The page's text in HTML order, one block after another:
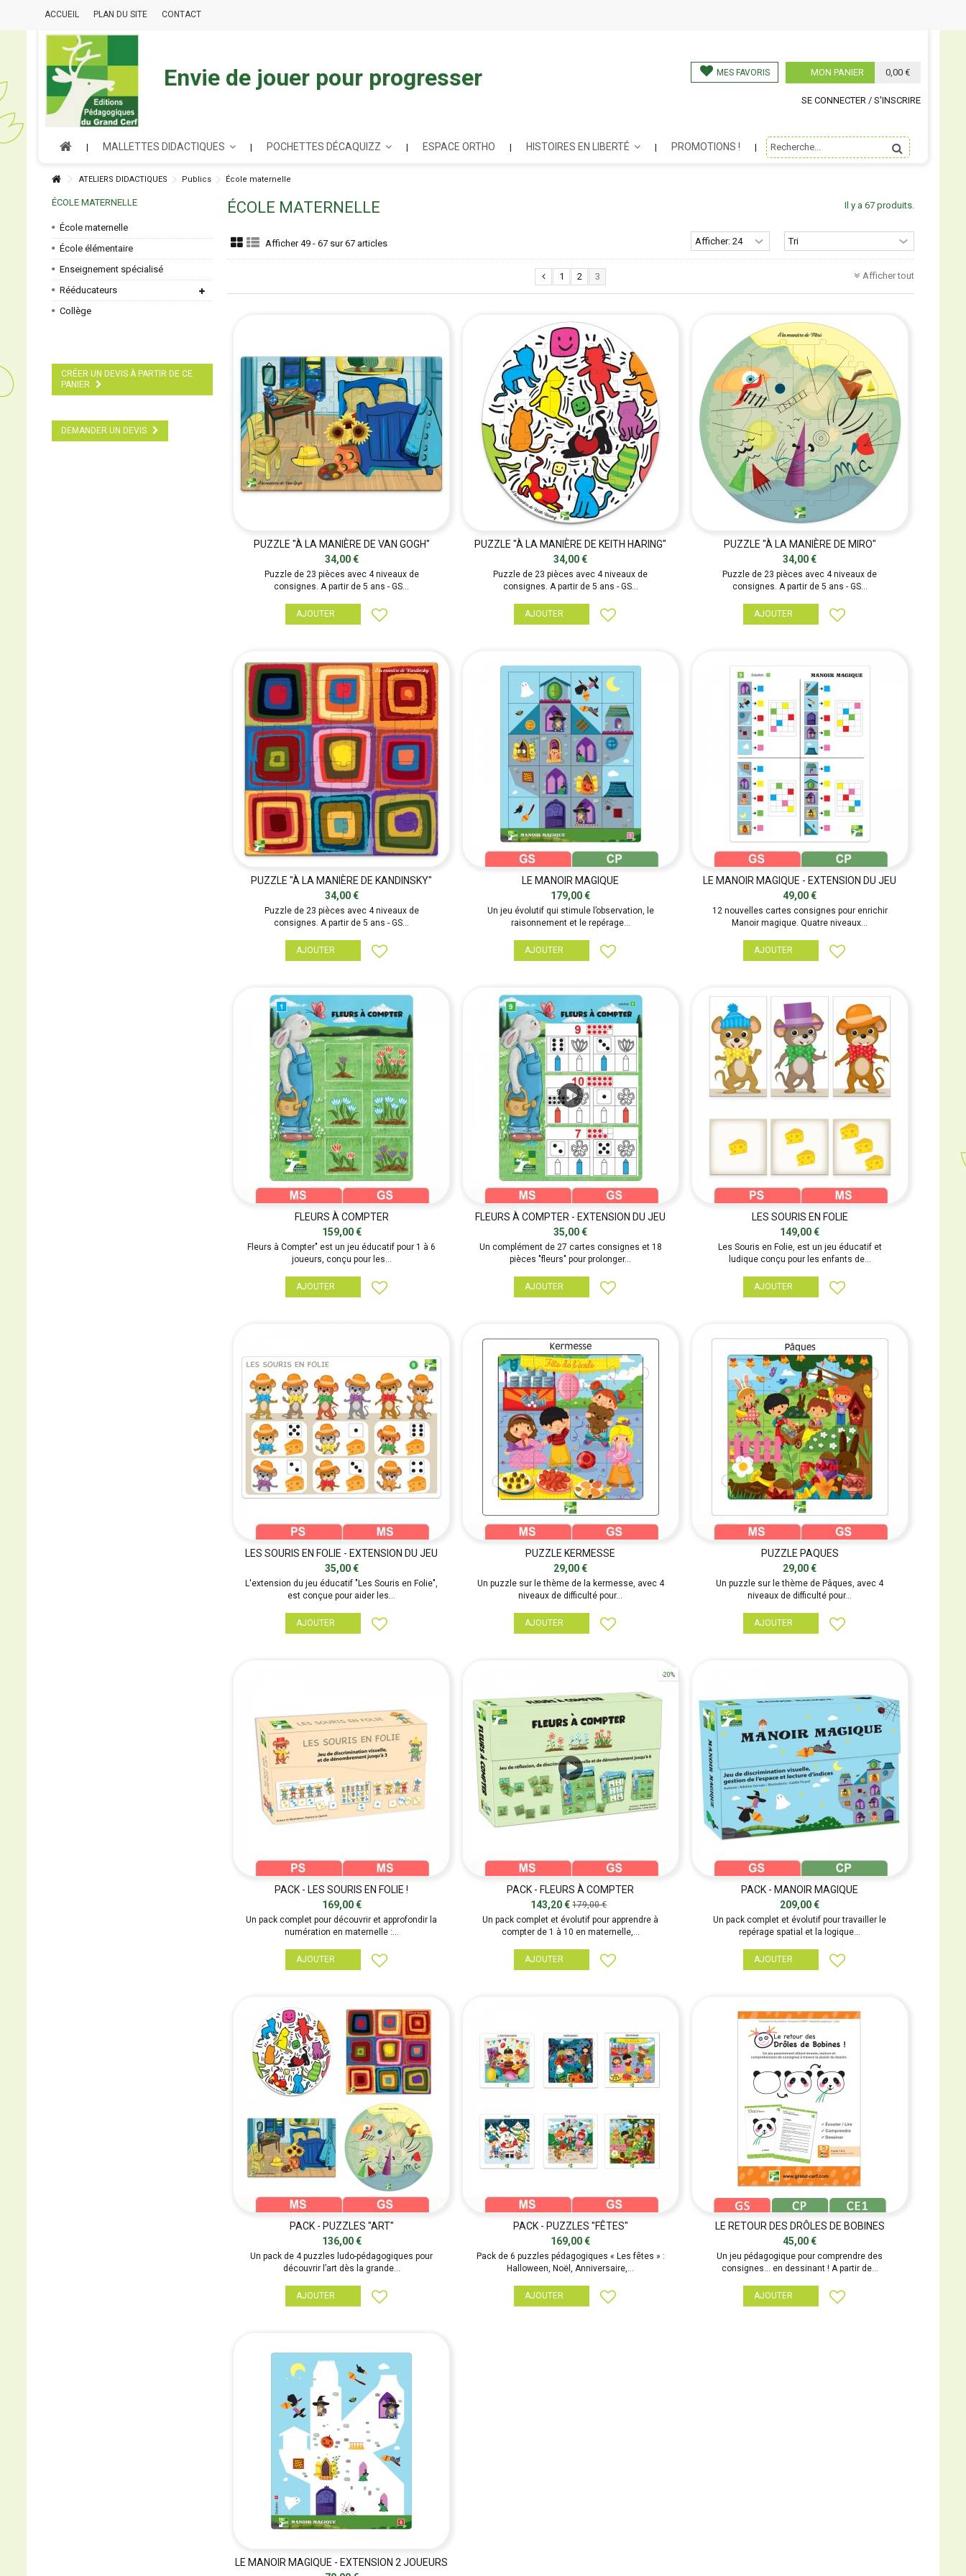
ACCUEIL PLAN DU SITE CONTACT
Envie de jouer pour progresser MON PANIER 0,00 €
MES FAVORIS
SE CONNECTER / S'INSCRIRE
MALLETTES DIDACTIQUES POCHETTES DÉCAQUIZZ ESPACE ORTHO HISTOIRES EN LIBERTÉ PROMOTIONS !
ATELIERS DIDACTIQUES Publics École maternelle
ÉCOLE MATERNELLE Il y a 67 produits.
Afficher 49 - 67 sur 67 articles
Afficher tout
1 2 3
PUZZLE "À LA MANIÈRE DE VAN GOGH"
34,00 €
Puzzle de 23 pièces avec 4 niveaux de
consignes. A partir de 5 ans - GS...
AJOUTER
PUZZLE "À LA MANIÈRE DE KEITH HARING"
34,00 €
Puzzle de 23 pièces avec 4 niveaux de
consignes. A partir de 5 ans - GS...
AJOUTER
PUZZLE "À LA MANIÈRE DE MIRO"
34,00 €
Puzzle de 23 pièces avec 4 niveaux de
consignes. A partir de 5 ans - GS...
AJOUTER
PUZZLE "À LA MANIÈRE DE KANDINSKY"
34,00 €
Puzzle de 23 pièces avec 4 niveaux de
consignes. A partir de 5 ans - GS...
AJOUTER
LE MANOIR MAGIQUE
179,00 €
Un jeu évolutif qui stimule l’observation, le
raisonnement et le repérage...
AJOUTER
LE MANOIR MAGIQUE - EXTENSION DU JEU
49,00 €
12 nouvelles cartes consignes pour enrichir
Manoir magique. Quatre niveaux...
AJOUTER
FLEURS À COMPTER
159,00 €
Fleurs à Compter" est un jeu éducatif pour 1 à 6
joueurs, conçu pour les...
AJOUTER
FLEURS À COMPTER - EXTENSION DU JEU
35,00 €
Un complément de 27 cartes consignes et 18
pièces "fleurs" pour prolonger...
AJOUTER
LES SOURIS EN FOLIE
149,00 €
Les Souris en Folie, est un jeu éducatif et
ludique conçu pour les enfants de...
AJOUTER
LES SOURIS EN FOLIE - EXTENSION DU JEU
35,00 €
L'extension du jeu éducatif "Les Souris en Folie",
est conçue pour aider les...
AJOUTER
PUZZLE KERMESSE
29,00 €
Un puzzle sur le thème de la kermesse, avec 4
niveaux de difficulté pour...
AJOUTER
PUZZLE PAQUES
29,00 €
Un puzzle sur le thème de Pâques, avec 4
niveaux de difficulté pour...
AJOUTER
PACK - LES SOURIS EN FOLIE !
169,00 €
Un pack complet pour découvrir et approfondir la
numération en maternelle :...
AJOUTER
-20%
PACK - FLEURS À COMPTER
143,20 €179,00 €
Un pack complet et évolutif pour apprendre à
compter de 1 à 10 en maternelle,...
AJOUTER
PACK - MANOIR MAGIQUE
209,00 €
Un pack complet et évolutif pour travailler le
repérage spatial et la logique...
AJOUTER
PACK - PUZZLES "ART"
136,00 €
Un pack de 4 puzzles ludo-pédagogiques pour
découvrir l’art dès la grande...
AJOUTER
PACK - PUZZLES "FÊTES"
169,00 €
Pack de 6 puzzles pédagogiques « Les fêtes » :
Halloween, Noël, Anniversaire,...
AJOUTER
LE RETOUR DES DRÔLES DE BOBINES
45,00 €
Un jeu pédagogique pour comprendre des
consignes… en dessinant ! A partir de...
AJOUTER
LE MANOIR MAGIQUE - EXTENSION 2 JOUEURS
ÉCOLE MATERNELLE
École maternelle
École élémentaire
Enseignement spécialisé
Rééducateurs
Collège
CRÉER UN DEVIS À PARTIR DE CE
PANIER
DEMANDER UN DEVIS